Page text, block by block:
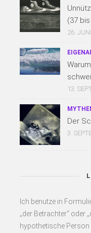
(37
26.
13.
Der
3.
Ich benutze in
„der Betrachter“ oder
hypothetische Person